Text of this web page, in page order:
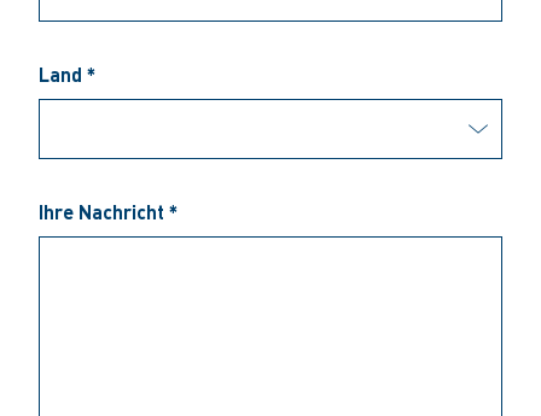
Land *
Ihre Nachricht *